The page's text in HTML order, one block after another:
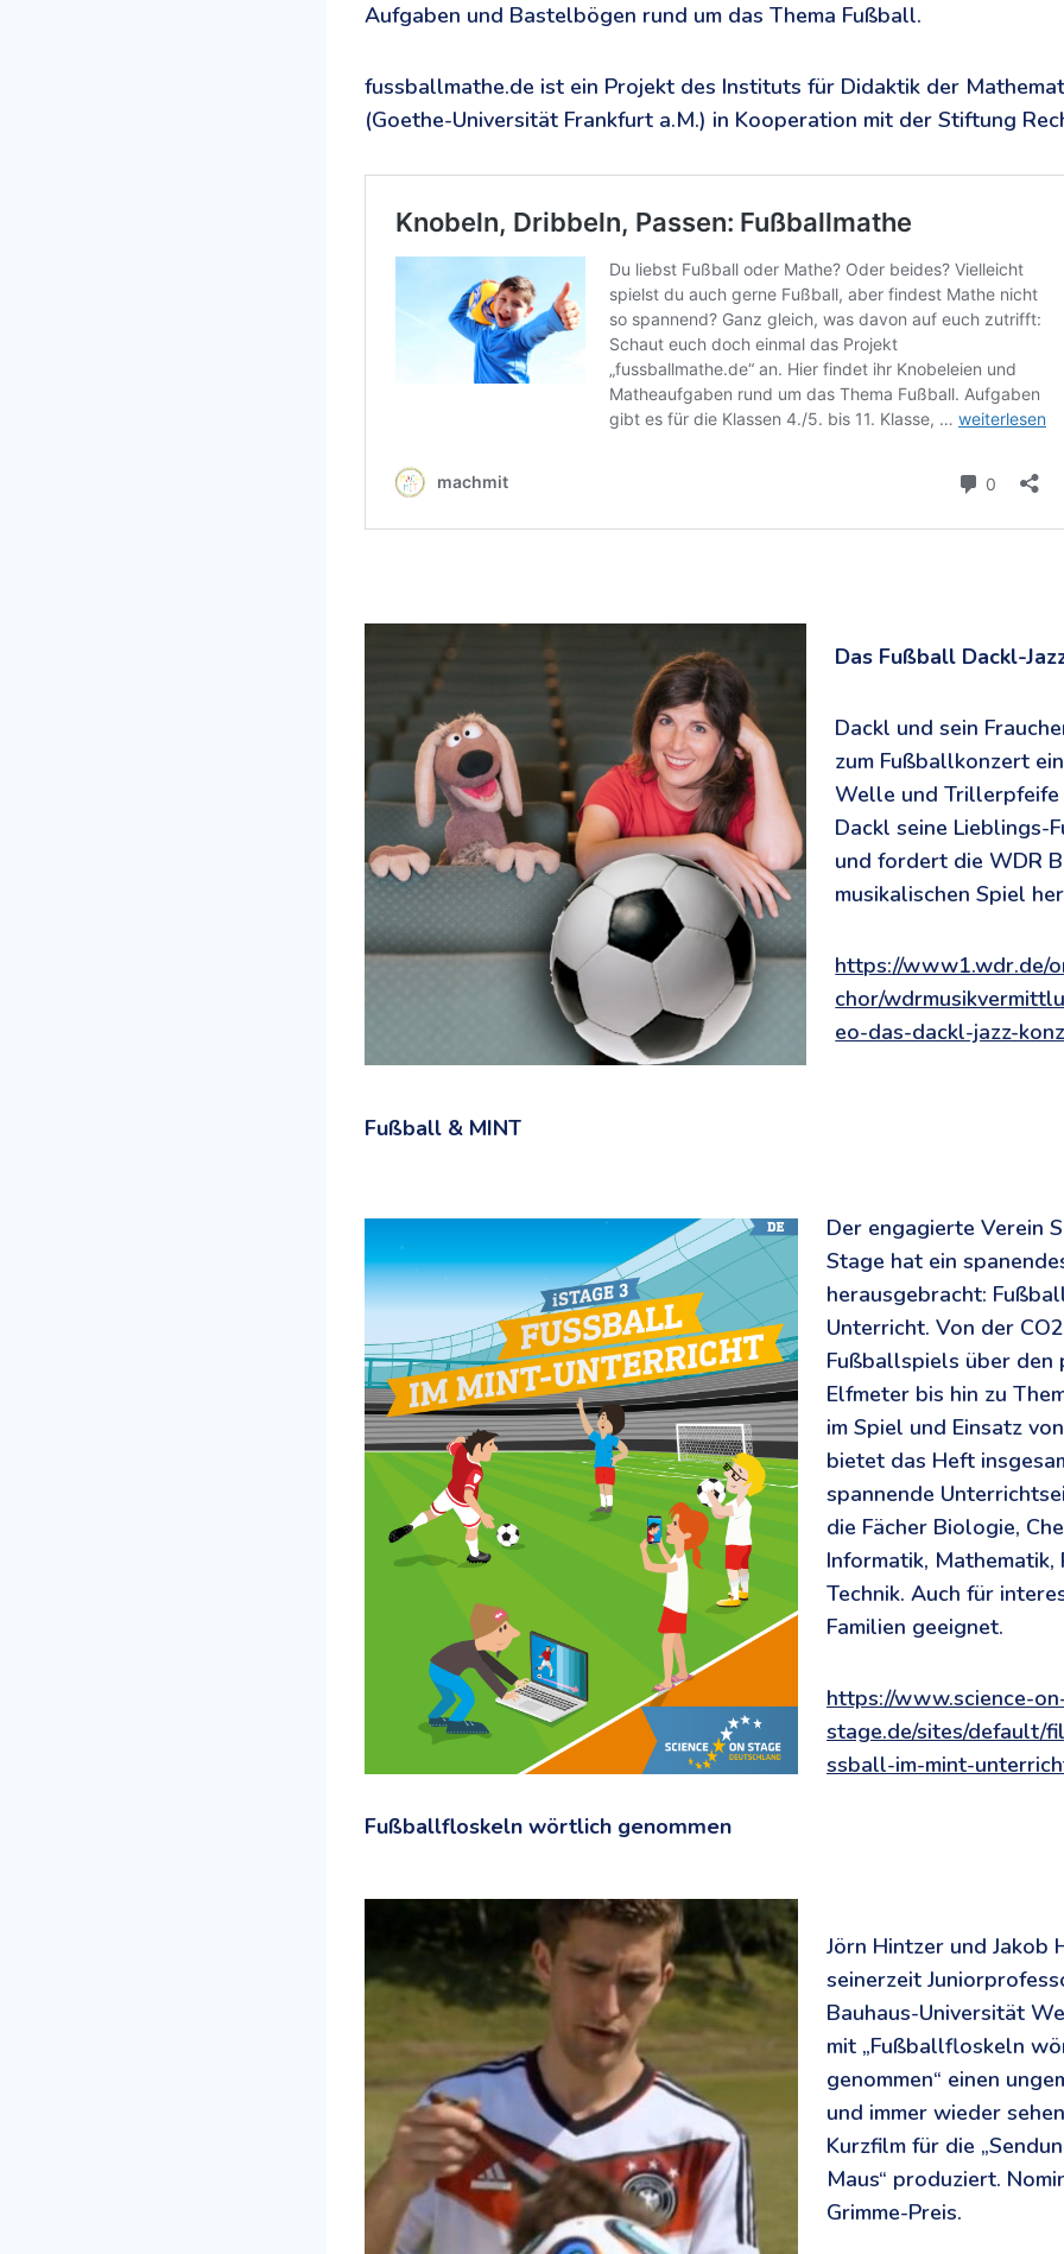
Aufgaben und Bastelbögen rund um das Thema Fußball.
fussballmathe.de ist ein Projekt des Instituts für Didaktik der
(Goethe-Universität Frankfurt a.M.) in Kooperation mit der Stiftung
Das Fußball Dackl-
Dackl und sein
zum Fußballkonzert
Welle und
Dackl seine Lieblings-
und fordert die WDR
musikalischen Spiel
https://www1.wdr.de/
chor/
eo-das-dackl-jazz-
Fußball & MINT
Der engagierte Verein
Stage hat ein
herausgebracht:
Unterricht. Von der
Fußballspiels über den
Elfmeter bis hin zu
im Spiel und Einsatz
bietet das Heft
spannende
die Fächer Biologie,
Informatik, Mathematik,
Technik. Auch für
Familien geeignet.
https://www.science-
stage.de/sites/default/
ssball-im-mint-
Fußballfloskeln wörtlich genommen
Jörn Hintzer und Jakob
seinerzeit
Bauhaus-Universität
mit „Fußballfloskeln
genommen“ einen
und immer wieder
Kurzfilm für die
Maus“ produziert.
Grimme-Preis.